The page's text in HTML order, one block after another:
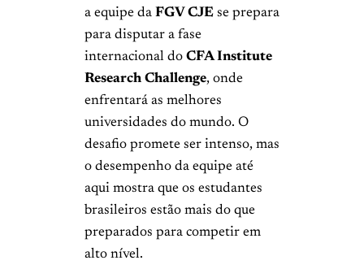
a equipe da FGV CJE se prepara
para disputar a fase
internacional do CFA Institute
Research Challenge, onde
enfrentará as melhores
universidades do mundo. O
desafio promete ser intenso, mas
o desempenho da equipe até
aqui mostra que os estudantes
brasileiros estão mais do que
preparados para competir em
alto nível.